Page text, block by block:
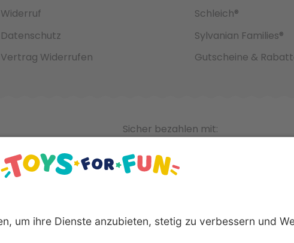
Widerruf
Datenschutz
Vertrag Widerrufen
Schleich®
Sylvanian Families®
Gutscheine &
Sicher bezahlen mit: